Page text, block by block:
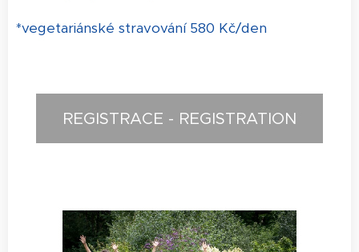
*vegetariánské stravování 580 Kč/den
REGISTRACE - REGISTRATION